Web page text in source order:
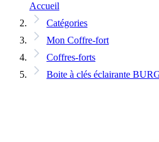
Accueil
Catégories
Mon Coffre-fort
Coffres-forts
Boite à clés éclairante